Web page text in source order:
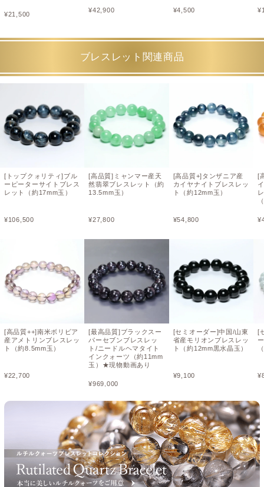
¥21,500
¥42,900 ¥4,500 ¥
ブレスレット関連商品
[トップクォリティ]ブル
ーピーターサイトブレス
レット（約17mm玉）
¥106,500
[高品質++]南米ボリビア
産アメトリンブレスレッ
ト（約8.5mm玉）
¥22,700
[高品質]ミャンマー産天
然翡翠ブレスレット（約
13.5mm玉）
¥27,800
[最高品質]ブラックスー
パーセブンブレスレッ
ト/ニードルヘマタイト
インクォーツ（約11mm
玉）★現物動画あり
¥969,000
[高品質+]タンザニア産
カイヤナイトブレスレッ
ト（約12mm玉）
¥54,800
[セミオーダー]中国/山東
省産モリオンブレスレッ
ト（約12mm黒水晶玉）
¥9,100
[
¥
[
¥